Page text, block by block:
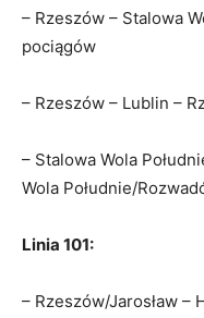
– Rzeszów – Stalowa
pociągów
– Rzeszów – Lublin –
– Stalowa Wola
Wola Południe/
Linia 101:
– Rzeszów/Jarosław –